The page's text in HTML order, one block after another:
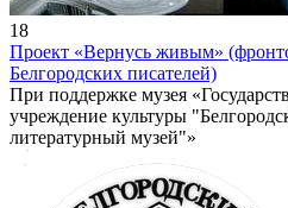
18
Проект «Вернусь живым»
Белгородских писателей)
При поддержке музея
учреждение культуры
литературный музей"»